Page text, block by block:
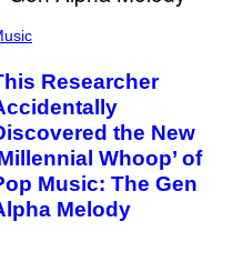
Researcher
the New
Whoop’ of
Music: The Gen
Melody